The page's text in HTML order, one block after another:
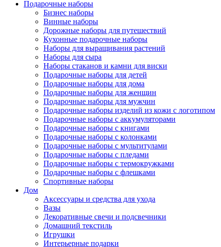
Подарочные наборы
Бизнес наборы
Винные наборы
Дорожные наборы для путешествий
Кухонные подарочные наборы
Наборы для выращивания растений
Наборы для сыра
Наборы стаканов и камни для виски
Подарочные наборы для детей
Подарочные наборы для дома
Подарочные наборы для женщин
Подарочные наборы для мужчин
Подарочные наборы изделий из кожи с логотипом
Подарочные наборы с аккумуляторами
Подарочные наборы с книгами
Подарочные наборы с колонками
Подарочные наборы с мультитулами
Подарочные наборы с пледами
Подарочные наборы с термокружками
Подарочные наборы с флешками
Спортивные наборы
Дом
Аксессуары и средства для ухода
Вазы
Декоративные свечи и подсвечники
Домашний текстиль
Игрушки
Интерьерные подарки